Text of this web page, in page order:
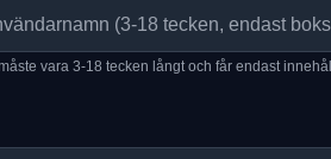
vara 3-18 tecken långt och får endast